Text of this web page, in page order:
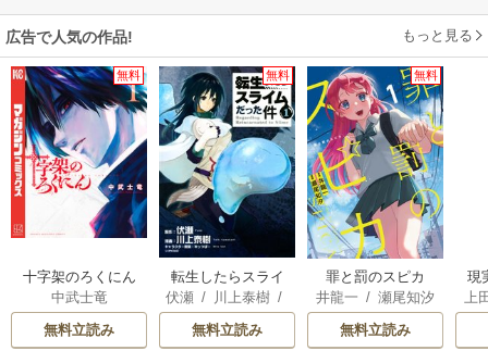
広告で人気の作品! もっと見る
無料
十字架のろくにん
中武士竜
無料立読み
無料
転生したらスライ
ムだった件
伏瀬/ 川上泰樹/
みっつばー
無料立読み
無料
罪と罰のスピカ
井龍一 /瀬尾知汐
無料立読み
現
上